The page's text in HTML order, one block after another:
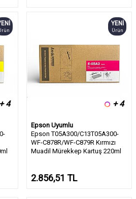
+ 4
YENI
Ürün
+ 4
Epson Uyumlu
Epson T05A300/C13T05A300-
WF-C878R/WF-C879R Kırmızı
Muadil Mürekkep Kartuş 220ml
2.856,51 TL